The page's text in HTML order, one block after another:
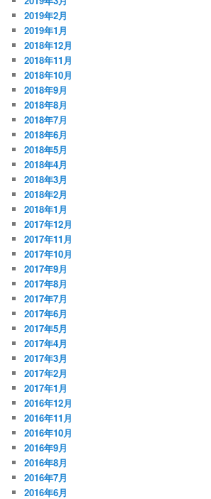
2019年2月
2019年1月
2018年12月
2018年11月
2018年10月
2018年9月
2018年8月
2018年7月
2018年6月
2018年5月
2018年4月
2018年3月
2018年2月
2018年1月
2017年12月
2017年11月
2017年10月
2017年9月
2017年8月
2017年7月
2017年6月
2017年5月
2017年4月
2017年3月
2017年2月
2017年1月
2016年12月
2016年11月
2016年10月
2016年9月
2016年8月
2016年7月
2016年6月